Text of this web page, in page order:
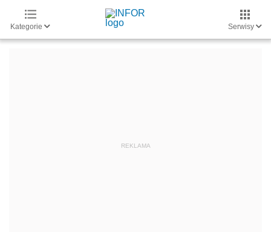
Kategorie Serwisy